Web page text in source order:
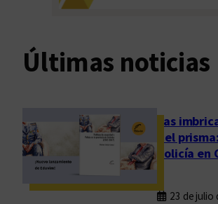
o
a
s
e
a
Últimas noticias
Las
del
policía en
23 de julio